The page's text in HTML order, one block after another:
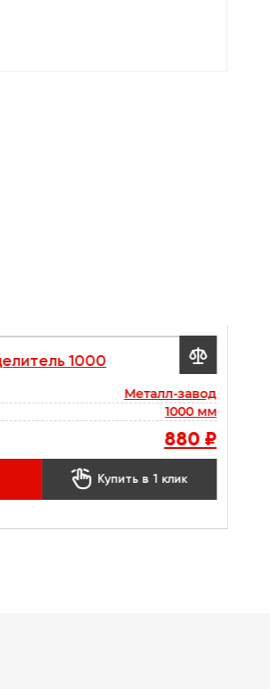
1000
Металл-завод
1000 мм
880 ₽
 Купить в 1 клик
